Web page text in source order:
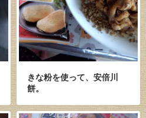
きな粉を使って、安倍川
餅。